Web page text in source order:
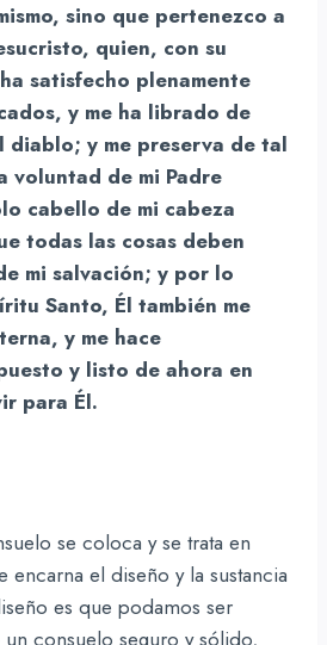
sino que pertenezco a
quien, con su
satisfecho plenamente
y me ha librado de
y me preserva de tal
voluntad de mi Padre
cabello de mi cabeza
todas las cosas deben
mi salvación; y por lo
Santo, Él también me
y me hace
y listo de ahora en
para Él.
se coloca y se trata en
el diseño y la sustancia
es que podamos ser
consuelo seguro y sólido,